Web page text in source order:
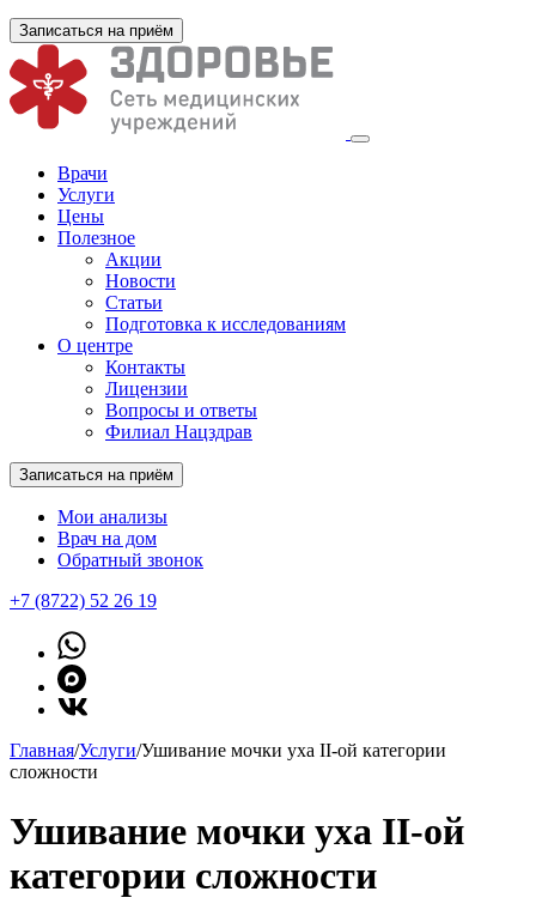
Записаться на приём
Врачи
Услуги
Цены
Полезное
Акции
Новости
Статьи
Подготовка к исследованиям
О центре
Контакты
Лицензии
Вопросы и ответы
Филиал Нацздрав
Записаться на приём
Мои анализы
Врач на дом
Обратный звонок
+7 (8722) 52 26 19
Главная/Услуги/Ушивание мочки уха II-ой категории
сложности
Ушивание мочки уха II-ой
категории сложности